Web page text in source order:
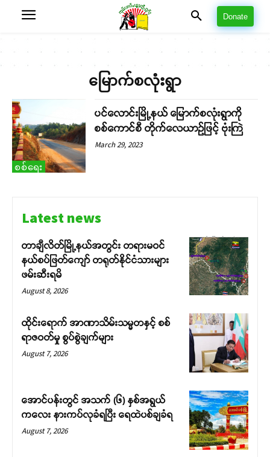
Donate
မြောက်စလုံးရွာ
စစ်ရေး
ပင်လောင်းမြို့နယ် မြောက်စလုံးရွာကို
စစ်ကောင်စီ တိုက်လေယာဉ်ဖြင့် ဗုံးကြဲ
March 29, 2023
Latest news
တာချီလိတ်မြို့နယ်အတွင်း တရားမဝင်
နယ်စပ်ဖြတ်ကျော် တရုတ်နိုင်ငံသားများ
ဖမ်းဆီးရမိ
August 8, 2026
ထိုင်းရောက် အာဏာသိမ်းသမ္မတနှင့် စစ်
ရာဇဝတ်မှု စွပ်စွဲချက်များ
August 7, 2026
အောင်ပန်းတွင် အသက် (၆) နှစ်အရွယ်
ကလေး နားကပ်လုခံရပြီး ရေထဲပစ်ချခံရ
August 7, 2026